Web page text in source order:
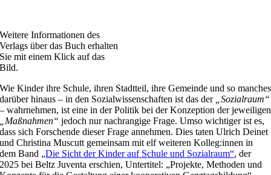
Weitere Informationen des
Verlags über das Buch erhalten
Sie mit einem Klick auf das
Bild.
Wie Kinder ihre Schule, ihren Stadtteil, ihre Gemeinde und so manches
darüber hinaus – in den Sozialwissenschaften ist das der
„Sozialraum“
– wahrnehmen, ist eine in der Politik bei der Konzeption der jeweiligen
„Maßnahmen“ jedoch nur nachrangige Frage. Umso wichtiger ist es,
dass sich Forschende dieser Frage annehmen. Dies taten Ulrich Deinet
und Christina Muscutt gemeinsam mit elf weiteren Kolleg:innen in
dem Band „Die Sicht der Kinder auf Schule und Sozialraum“, der
2025 bei Beltz Juventa erschien, Untertitel: „Projekte, Methoden und